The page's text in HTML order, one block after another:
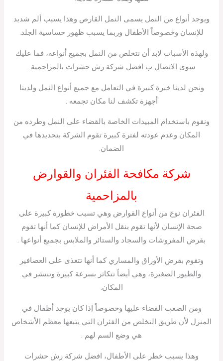
ويوجد أنواع من النمل يسمى النمل القارص وهذا يسبب ألم شديد
للإنسان وخصوصاً الأطفال وربما يسبب ظهور حساسية الجلد.
ولهذه الأسباب لابد أن نتخلص من النمل بجميع أنواعه، فما عليك
سوى الاتصال ب افضل شركة رش حشرات بالمزاحمية .
ونحن لدينا خبرة كبيرة في التعامل مع جميع أنواع النمل ولدينا
أجهزة تكشف لنا مكان تجمعه .
ونقوم باستخدام المبيدات الخاصة بالقضاء على النمل وطرده من
المكان وعدم عودته لفترة كبيرة تقوم الشركة بتحديدها في
الضمان.
شركة مكافحة الفئران والقوارض
بالمزاحمية
الفئران نوع من أنواع القوارض وهي تسبب خطورة كبيرة على
صحة الإنسان لأنها تقوم بنقل الأمراض للإنسان كما أنها تقوم
بقرض المفروشات والسجاد والستائر والملابس بجميع أنواعها .
وتقوم بقرض الأوراق والمساري كما أنها تتغذى على العصافير
والطيور الصغيرة، وهي أيضاً تتكاثر بسرعة كبيرة وتنتشر في
المكان.
ومن الصعب القضاء عليها وخصوصاً إذا كان يوجد أطفال في
المنزل لأن طريق التخلص من الفئران التي يتبعها معظم الأشخاص
هي وضع السم لهم .
وهذا يسبب خطر على الأطفال، افضل شركة رش حشرات